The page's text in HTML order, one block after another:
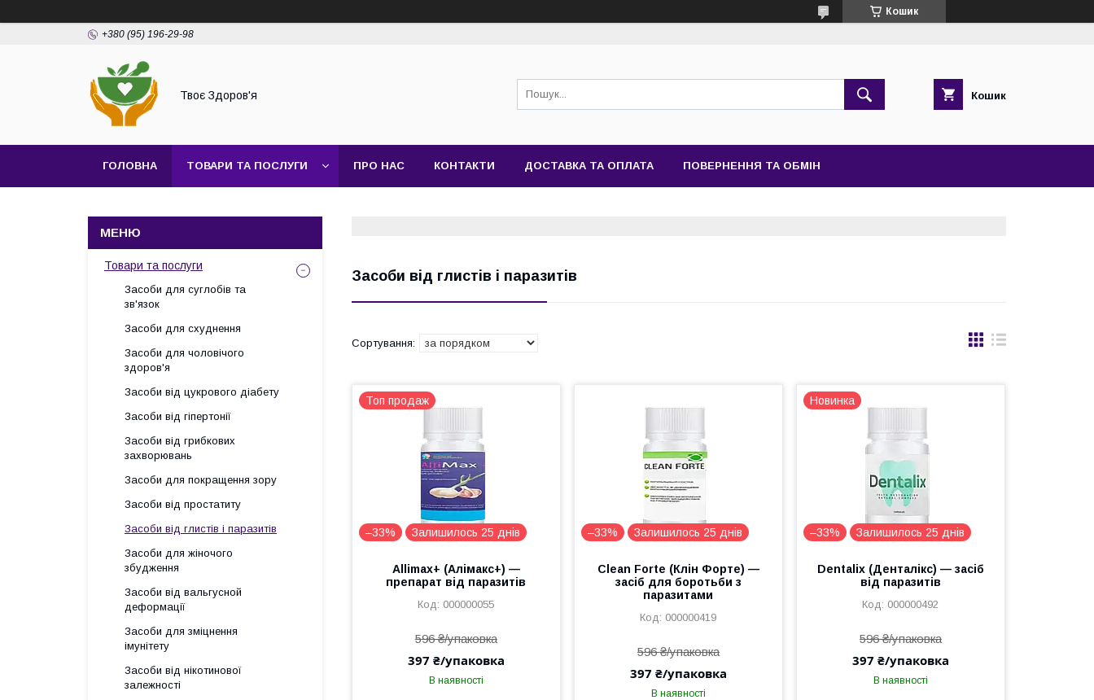
Кошик
+380 (95) 196-29-98
Твоє Здоров'я Кошик
ГОЛОВНА ТОВАРИ ТА ПОСЛУГИ ПРО НАС КОНТАКТИ ДОСТАВКА ТА ОПЛАТА ПОВЕРНЕННЯ ТА ОБМІН
Засоби від глистів і паразитів
Топ продаж
–33% Залишилось 25 днів
Allimax+ (Алімакс+) —
препарат від паразитів
000000055
596 ₴/упаковка
397 ₴/упаковка
В наявності
–33% Залишилось 25 днів
Clean Forte (Клін Форте) —
засіб для боротьби з
паразитами
000000419
596 ₴/упаковка
397 ₴/упаковка
В наявності
Новинка
–33% Залишилось 25 днів
Dentalix (Денталікс) — засіб
від паразитів
000000492
596 ₴/упаковка
397 ₴/упаковка
В наявності
Товари та послуги
Засоби для суглобів та
зв'язок
Засоби для схуднення
Засоби для чоловічого
здоров'я
Засоби від цукрового діабету
Засоби від гіпертонії
Засоби від грибкових
захворювань
Засоби для покращення зору
Засоби від простатиту
Засоби від глистів і паразитів
Засоби для жіночого
збудження
Засоби від вальгусной
деформації
Засоби для зміцнення
імунітету
Засоби від нікотинової
залежності